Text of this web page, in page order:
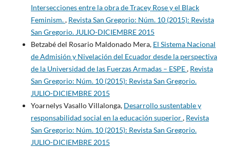
Intersecciones entre la obra de Tracey Rose y el Black
Feminism., Revista San Gregorio: Núm. 10 (2015): Revista
San Gregorio. JULIO-DICIEMBRE 2015
Betzabé del Rosario Maldonado Mera, El Sistema Nacional
de Admisión y Nivelación del Ecuador desde la perspectiva
de la Universidad de las Fuerzas Armadas – ESPE, Revista
San Gregorio: Núm. 10 (2015): Revista San Gregorio.
JULIO-DICIEMBRE 2015
Yoarnelys Vasallo Villalonga, Desarrollo sustentable y
responsabilidad social en la educación superior, Revista
San Gregorio: Núm. 10 (2015): Revista San Gregorio.
JULIO-DICIEMBRE 2015